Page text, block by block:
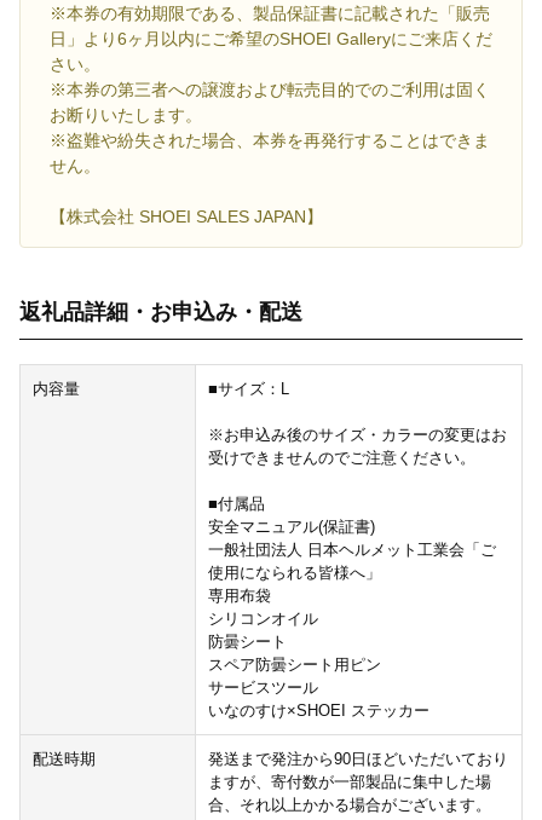
※本券の有効期限である、製品保証書に記載された「販売
日」より6ヶ月以内にご希望のSHOEI Galleryにご来店くだ
さい。
※本券の第三者への譲渡および転売目的でのご利用は固く
お断りいたします。
※盗難や紛失された場合、本券を再発行することはできま
せん。
【株式会社 SHOEI SALES JAPAN】
返礼品詳細・お申込み・配送
内容量 ■サイズ：L
※お申込み後のサイズ・カラーの変更はお
受けできませんのでご注意ください。
■付属品
安全マニュアル(保証書)
一般社団法人 日本ヘルメット工業会「ご
使用になられる皆様へ」
専用布袋
シリコンオイル
防曇シート
スペア防曇シート用ピン
サービスツール
いなのすけ×SHOEI ステッカー
配送時期
発送まで発注から90日ほどいただいており
ますが、寄付数が一部製品に集中した場
合、それ以上かかる場合がございます。